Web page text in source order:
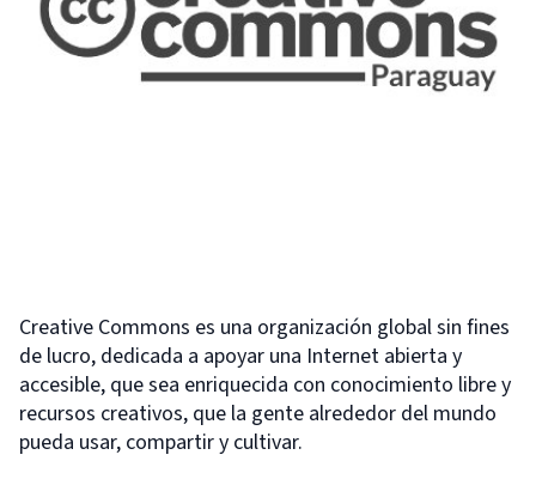
Creative Commons es una organización global sin fines
de lucro, dedicada a apoyar una Internet abierta y
accesible, que sea enriquecida con conocimiento libre y
recursos creativos, que la gente alrededor del mundo
pueda usar, compartir y cultivar.